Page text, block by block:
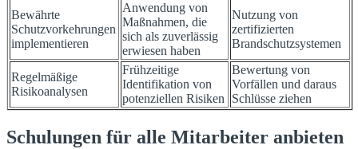
Bewährte
Schutzvorkehrungen
implementieren
Anwendung von
Maßnahmen, die
sich als zuverlässig
erwiesen haben
Nutzung von
zertifizierten
Brandschutzsystemen
Regelmäßige
Risikoanalysen
Frühzeitige
Identifikation von
potenziellen Risiken
Bewertung von
Vorfällen und daraus
Schlüsse ziehen
Schulungen für alle Mitarbeiter anbieten